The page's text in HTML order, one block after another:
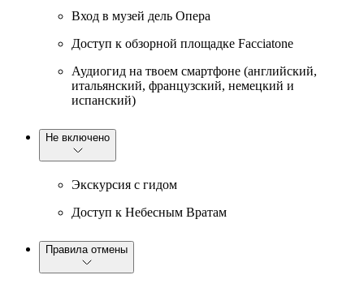
Вход в музей дель Опера
Доступ к обзорной площадке Facciatone
Аудиогид на твоем смартфоне (английский,
итальянский, французский, немецкий и
испанский)
Не включено
Экскурсия с гидом
Доступ к Небесным Вратам
Правила отмены